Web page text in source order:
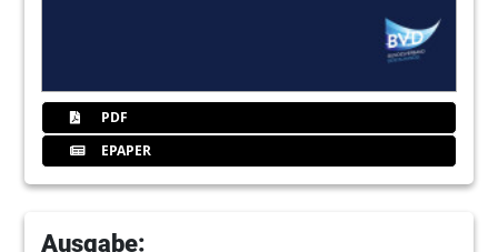
PDF
EPAPER
Ausgabe: